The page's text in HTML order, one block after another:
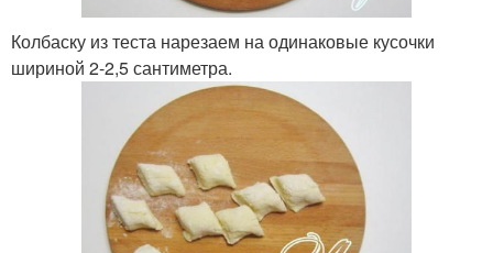
Колбаску из теста нарезаем на одинаковые кусочки
шириной 2-2,5 сантиметра.